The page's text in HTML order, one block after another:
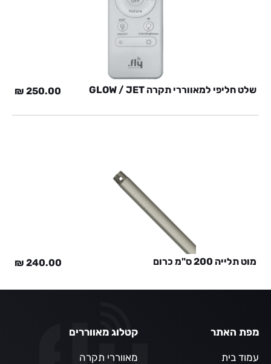
שלט חליפי למאווררי תקרה GLOW / JET 250.00
₪
מוט תלייה 200 ס"מ כרום 240.00
₪
מפת האתר
עמוד בית
קטלוג מאווררים
מאווררי תקרה